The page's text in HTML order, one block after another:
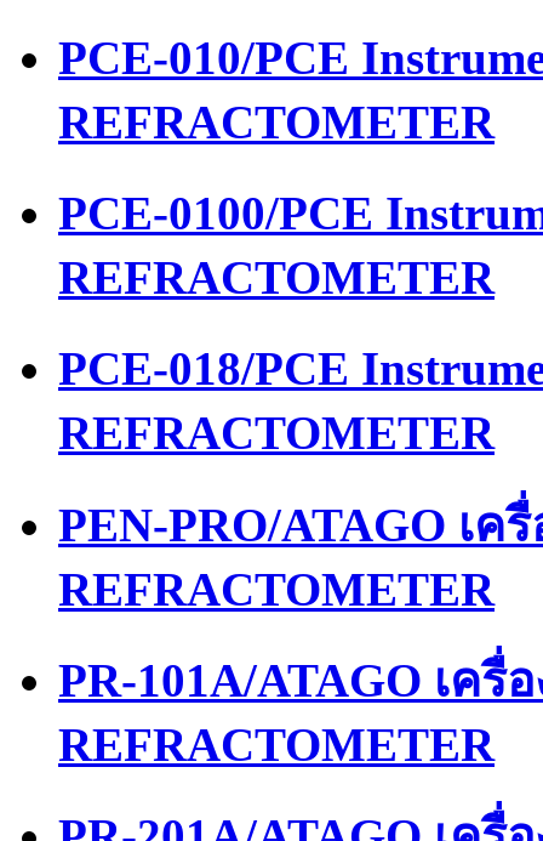
PCE-010/PCE
REFRACTOMETER
PCE-0100/PCE
REFRACTOMETER
PCE-018/PCE
REFRACTOMETER
PEN-PRO/ATAGO เ
REFRACTOMETER
PR-101A/ATAGO เค
REFRACTOMETER